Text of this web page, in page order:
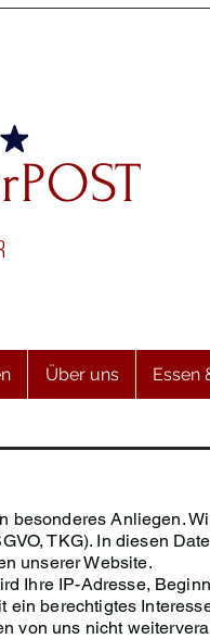
Über uns Essen
besonderes Anliegen.
TKG). In diesen
unserer Website.
Ihre IP-Adresse,
ein berechtigtes
von uns nicht